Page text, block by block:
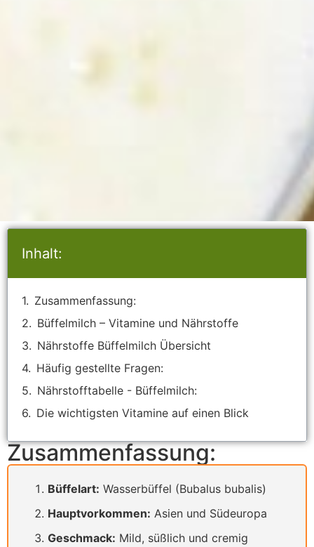
Inhalt:
Zusammenfassung:
Büffelmilch – Vitamine und Nährstoffe
Nährstoffe Büffelmilch Übersicht
Häufig gestellte Fragen:
Nährstofftabelle - Büffelmilch:
Die wichtigsten Vitamine auf einen Blick
Zusammenfassung:
Büffelart: Wasserbüffel (Bubalus bubalis)
Hauptvorkommen: Asien und Südeuropa
Geschmack: Mild, süßlich und cremig